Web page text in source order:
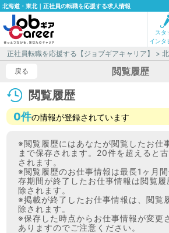
北海道・東北｜正社員の転職を応援する求人情報
スタ
インタ
正社員転職を応援する【ジョブギアキャリア】 >
戻る
閲覧履歴
閲覧履歴
0件の情報が登録されています
※閲覧履歴にはあなたが閲覧したお仕
まで保存されます。20件を超えると
されます。
※閲覧履歴のお仕事情報は最長1ヶ月
存期間が終了したお仕事情報は閲覧
除されます。
※掲載が終了したお仕事情報は、閲覧
除されます。
※保存した時点からお仕事情報が変更
ありますのでご注意ください。